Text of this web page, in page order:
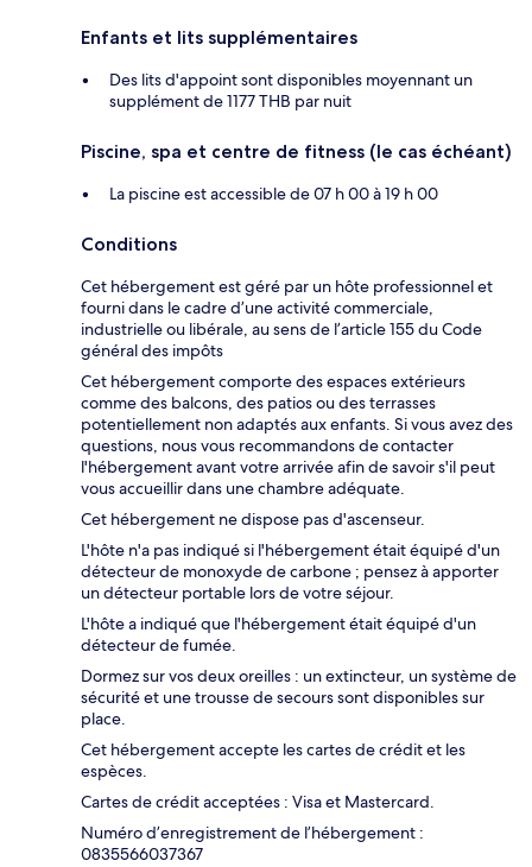
Enfants et lits supplémentaires
Des lits d'appoint sont disponibles moyennant un
supplément de 1177 THB par nuit
Piscine, spa et centre de fitness (le cas échéant)
La piscine est accessible de 07 h 00 à 19 h 00
Conditions
Cet hébergement est géré par un hôte professionnel et
fourni dans le cadre d’une activité commerciale,
industrielle ou libérale, au sens de l’article 155 du Code
général des impôts
Cet hébergement comporte des espaces extérieurs
comme des balcons, des patios ou des terrasses
potentiellement non adaptés aux enfants. Si vous avez des
questions, nous vous recommandons de contacter
l'hébergement avant votre arrivée afin de savoir s'il peut
vous accueillir dans une chambre adéquate.
Cet hébergement ne dispose pas d'ascenseur.
L'hôte n'a pas indiqué si l'hébergement était équipé d'un
détecteur de monoxyde de carbone ; pensez à apporter
un détecteur portable lors de votre séjour.
L'hôte a indiqué que l'hébergement était équipé d'un
détecteur de fumée.
Dormez sur vos deux oreilles : un extincteur, un système de
sécurité et une trousse de secours sont disponibles sur
place.
Cet hébergement accepte les cartes de crédit et les
espèces.
Cartes de crédit acceptées : Visa et Mastercard.
Numéro d’enregistrement de l’hébergement :
0835566037367